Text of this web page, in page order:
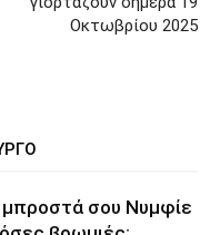
Οκτωβρίου 2025
σου Νυμφίε